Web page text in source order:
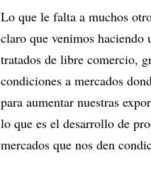
Lo que le falta a muchos
claro que venimos haciendo
tratados de libre comercio,
condiciones a mercados
para aumentar nuestras
lo que es el desarrollo de
mercados que nos den